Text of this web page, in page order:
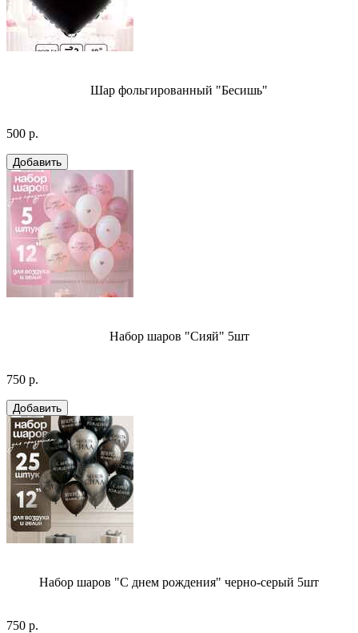
Шар фольгированный "Бесишь"
500 р.
Набор шаров "Сияй" 5шт
750 р.
Набор шаров "С днем рождения" черно-серый 5шт
750 р.